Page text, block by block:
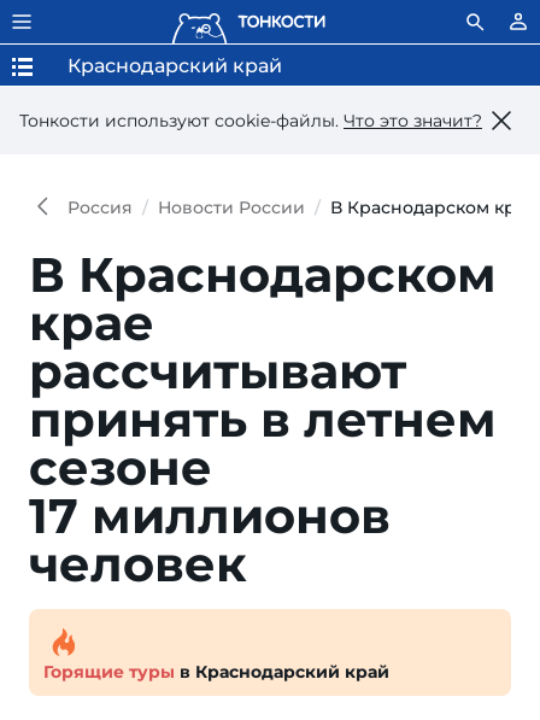
Тонкости используют сookie-файлы. Что это значит?
Краснодарский край
Россия Новости России В Краснодарском
В Краснодарском
крае
рассчитывают
принять в летнем
сезоне
17 миллионов
человек
Горящие туры в Краснодарский край